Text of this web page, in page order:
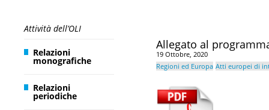
Attività dell’OLI
Relazioni
monografiche
Relazioni
periodiche
Allegato al
19 Ottobre, 2020
Regioni ed Europa Atti europei di